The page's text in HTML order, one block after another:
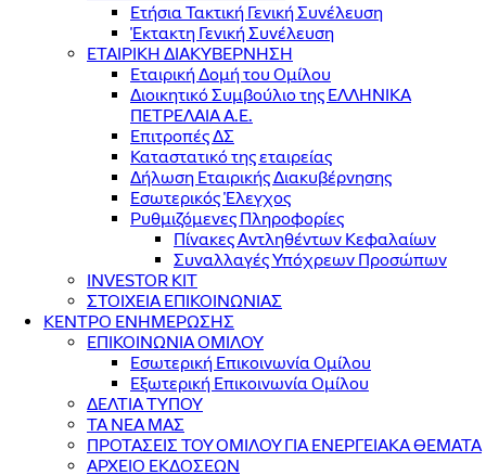
Ετήσια Τακτική Γενική Συνέλευση
Έκτακτη Γενική Συνέλευση
ΕΤΑΙΡΙΚΗ ΔΙΑΚΥΒΕΡΝΗΣΗ
Εταιρική Δομή του Ομίλου
Διοικητικό Συμβούλιο της ΕΛΛΗΝΙΚΑ
ΠΕΤΡΕΛΑΙΑ Α.Ε.
Επιτροπές ΔΣ
Καταστατικό της εταιρείας
Δήλωση Εταιρικής Διακυβέρνησης
Εσωτερικός Έλεγχος
Ρυθμιζόμενες Πληροφορίες
Πίνακες Αντληθέντων Κεφαλαίων
Συναλλαγές Υπόχρεων Προσώπων
INVESTOR KIT
ΣΤΟΙΧΕΙΑ ΕΠΙΚΟΙΝΩΝΙΑΣ
ΚΕΝΤΡΟ ΕΝΗΜΕΡΩΣΗΣ
ΕΠΙΚΟΙΝΩΝΙΑ ΟΜΙΛΟΥ
Εσωτερική Επικοινωνία Ομίλου
Εξωτερική Επικοινωνία Ομίλου
ΔΕΛΤΙΑ ΤΥΠΟΥ
ΤΑ ΝΕΑ ΜΑΣ
ΠΡΟΤΑΣΕΙΣ ΤΟΥ ΟΜΙΛΟΥ ΓΙΑ ΕΝΕΡΓΕΙΑΚΑ ΘΕΜΑΤΑ
ΑΡΧΕΙΟ ΕΚΔΟΣΕΩΝ